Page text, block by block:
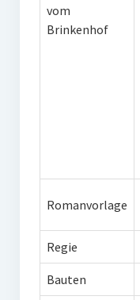
vom
Brinkenhof
Romanvorlage
Regie
Bauten